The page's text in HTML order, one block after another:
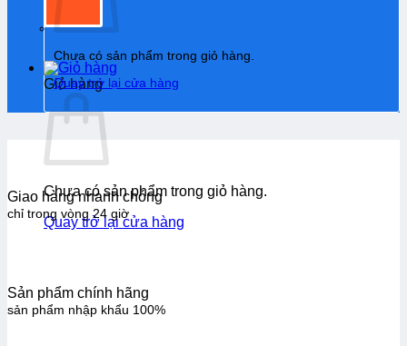
Giỏ hàng
Chưa có sản phẩm trong giỏ hàng.
Quay trở lại cửa hàng
Chưa có sản phẩm trong giỏ hàng.
Quay trở lại cửa hàng
Giao hàng nhanh chóng
chỉ trong vòng 24 giờ
Sản phẩm chính hãng
sản phẩm nhập khẩu 100%